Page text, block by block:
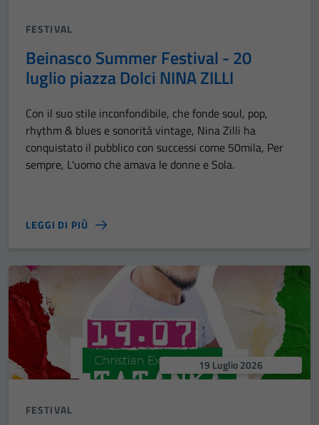
FESTIVAL
Beinasco Summer Festival - 20
luglio piazza Dolci NINA ZILLI
Con il suo stile inconfondibile, che fonde soul, pop,
rhythm & blues e sonorità vintage, Nina Zilli ha
conquistato il pubblico con successi come 50mila, Per
sempre, L'uomo che amava le donne e Sola.
LEGGI DI PIÙ
19 Luglio 2026
FESTIVAL